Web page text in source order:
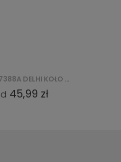
od45,99 zł